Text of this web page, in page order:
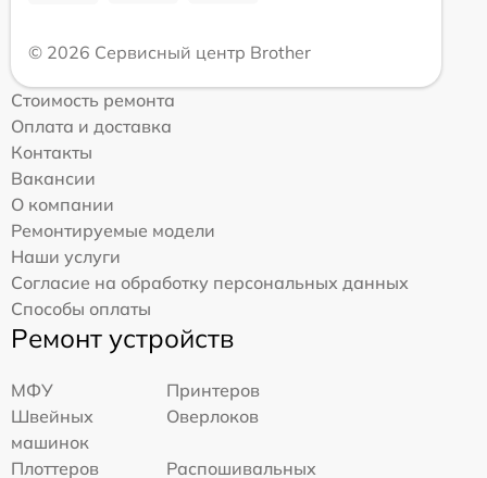
© 2026 Сервисный центр Brother
Стоимость ремонта
Оплата и доставка
Контакты
Вакансии
О компании
Ремонтируемые модели
Наши услуги
Согласие на обработку персональных данных
Способы оплаты
Ремонт устройств
МФУ
Принтеров
Швейных
машинок
Оверлоков
Плоттеров
Распошивальных